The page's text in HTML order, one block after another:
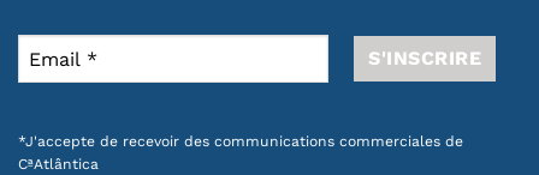
*J'accepte de recevoir des communications commerciales de
CªAtlântica